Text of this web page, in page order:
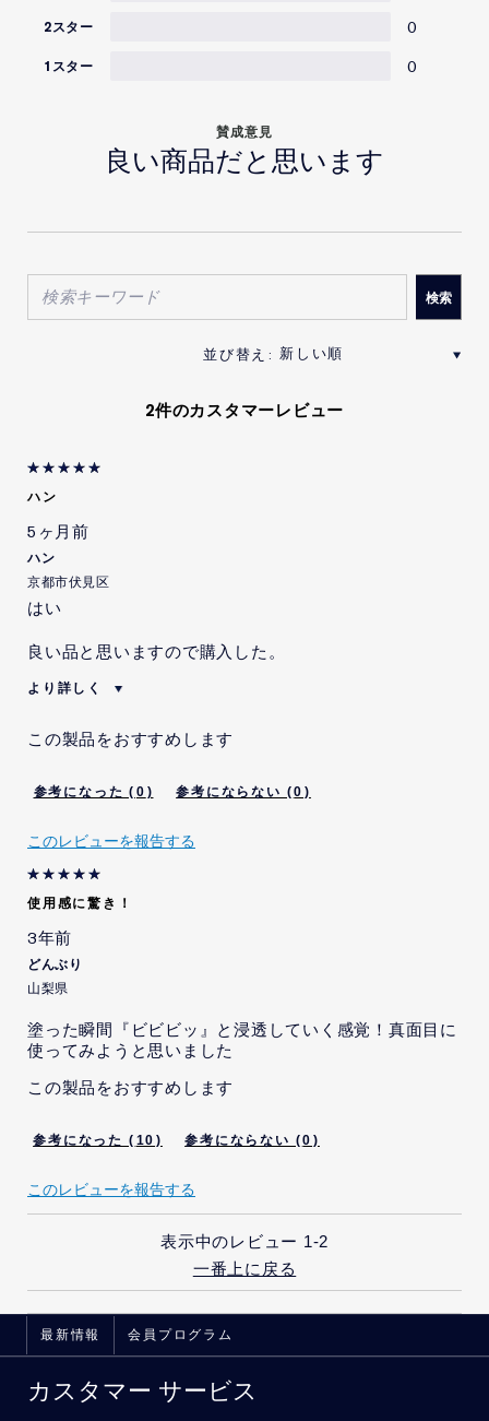
2スター 0
1スター 0
賛成意見
良い商品だと思います
2件のカスタマーレビュー
ハン
5ヶ月前
ハン
京都市伏見区
はい
良い品と思いますので購入した。
より詳しく
私は当社の従業員です。
り、当社から、インセンティ
て、当社から、特定の内容を
記載するよう指示または依頼
を受けました。
本レビューの投稿内容につい
て、当社から、特定の内容を
記載するよう明示的な指示ま
たは依頼までは受けていませ
んが、そのような示唆を受け
ました。
この製品をおすすめします
0 0
このレビューを報告する
使用感に驚き！
3年前
どんぶり
山梨県
塗った瞬間『ビビビッ』と浸透していく感覚！真面目に
使ってみようと思いました
この製品をおすすめします
10 0
このレビューを報告する
表示中のレビュー 1-2
一番上に戻る
最新情報 会員プログラム
カスタマー サービス